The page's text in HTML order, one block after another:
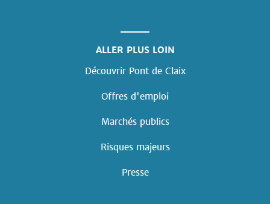
ALLER PLUS LOIN
Découvrir Pont de Claix
Offres d'emploi
Marchés publics
Risques majeurs
Presse